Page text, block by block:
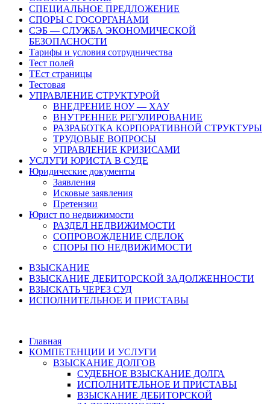
СПЕЦИАЛЬНОЕ ПРЕДЛОЖЕНИЕ
СПОРЫ С ГОСОРГАНАМИ
СЭБ — СЛУЖБА ЭКОНОМИЧЕСКОЙ
БЕЗОПАСНОСТИ
Тарифы и условия сотрудничества
Тест полей
ТЕст страницы
Тестовая
УПРАВЛЕНИЕ СТРУКТУРОЙ
ВНЕДРЕНИЕ НОУ — ХАУ
ВНУТРЕННЕЕ РЕГУЛИРОВАНИЕ
РАЗРАБОТКА КОРПОРАТИВНОЙ СТРУКТУРЫ
ТРУДОВЫЕ ВОПРОСЫ
УПРАВЛЕНИЕ КРИЗИСАМИ
УСЛУГИ ЮРИСТА В СУДЕ
Юридические документы
Заявления
Исковые заявления
Претензии
Юрист по недвижимости
РАЗДЕЛ НЕДВИЖИМОСТИ
СОПРОВОЖДЕНИЕ СДЕЛОК
СПОРЫ ПО НЕДВИЖИМОСТИ
ВЗЫСКАНИЕ
ВЗЫСКАНИЕ ДЕБИТОРСКОЙ ЗАДОЛЖЕННОСТИ
ВЗЫСКАТЬ ЧЕРЕЗ СУД
ИСПОЛНИТЕЛЬНОЕ И ПРИСТАВЫ
Главная
КОМПЕТЕНЦИИ И УСЛУГИ
ВЗЫСКАНИЕ ДОЛГОВ
СУДЕБНОЕ ВЗЫСКАНИЕ ДОЛГА
ИСПОЛНИТЕЛЬНОЕ И ПРИСТАВЫ
ВЗЫСКАНИЕ ДЕБИТОРСКОЙ